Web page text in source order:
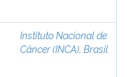
Instituto Nacional de
Câncer (INCA), Brasil